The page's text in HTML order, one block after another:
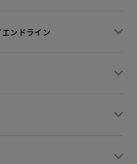
エンドライン